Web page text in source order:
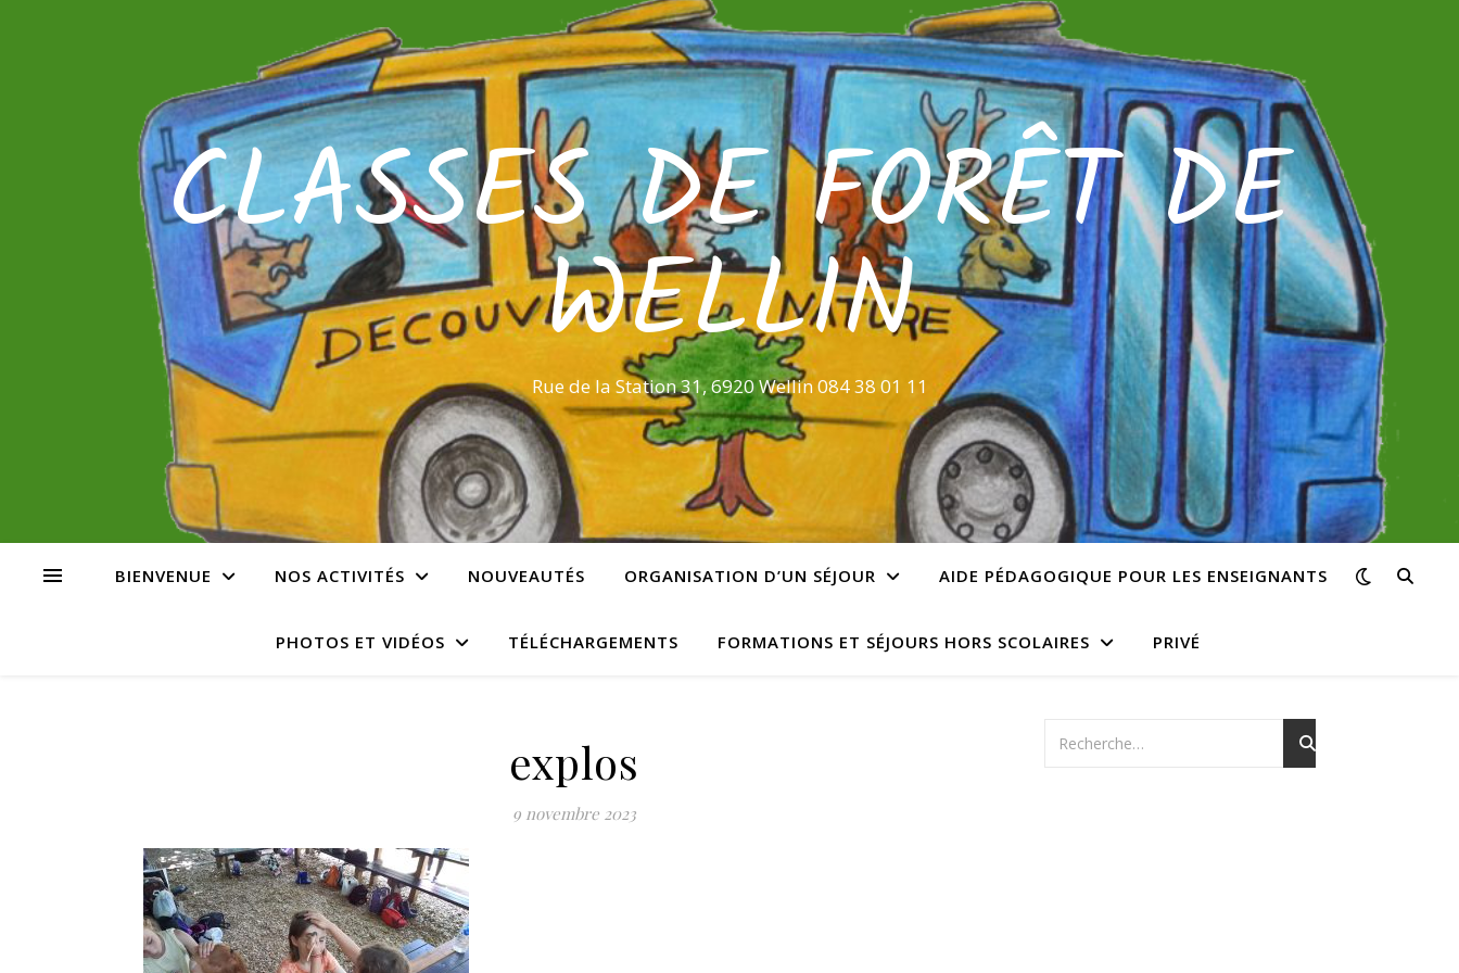
CLASSES DE FORÊT DE
WELLIN
Rue de la Station 31, 6920 Wellin 084 38 01 11
BIENVENUE NOS ACTIVITÉS NOUVEAUTÉS ORGANISATION D’UN SÉJOUR AIDE PÉDAGOGIQUE POUR LES ENSEIGNANTS
PHOTOS ET VIDÉOS TÉLÉCHARGEMENTS FORMATIONS ET SÉJOURS HORS SCOLAIRES PRIVÉ
explos
9 novembre 2023